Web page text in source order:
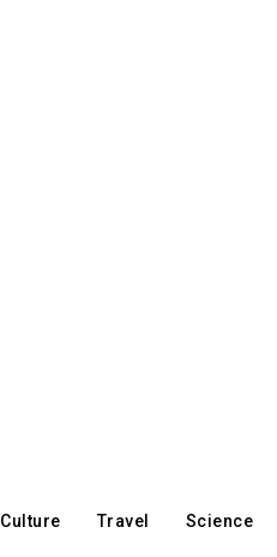
Culture Travel Science